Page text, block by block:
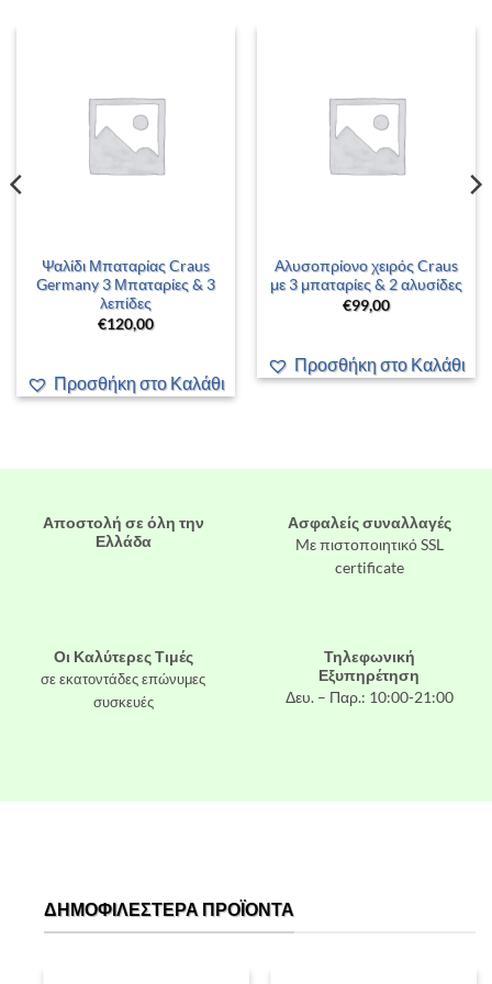
Ψαλίδι Μπαταρίας Craus
Germany 3 Μπαταρίες & 3
λεπίδες
€120,00
Προσθήκη στο Καλάθι
Αλυσοπρίονο χειρός Craus
με 3 μπαταρίες & 2 αλυσίδες
€99,00
Προσθήκη στο Καλάθι
Αποστολή σε όλη την
Ελλάδα
Ασφαλείς συναλλαγές
Mε πιστοποιητικό SSL
certificate
Οι Καλύτερες Τιμές
σε εκατοντάδες επώνυμες
συσκευές
Τηλεφωνική
Εξυπηρέτηση
Δευ. – Παρ.: 10:00-21:00
ΔΗΜΟΦΙΛΈΣΤΕΡΑ ΠΡΟΪΌΝΤΑ